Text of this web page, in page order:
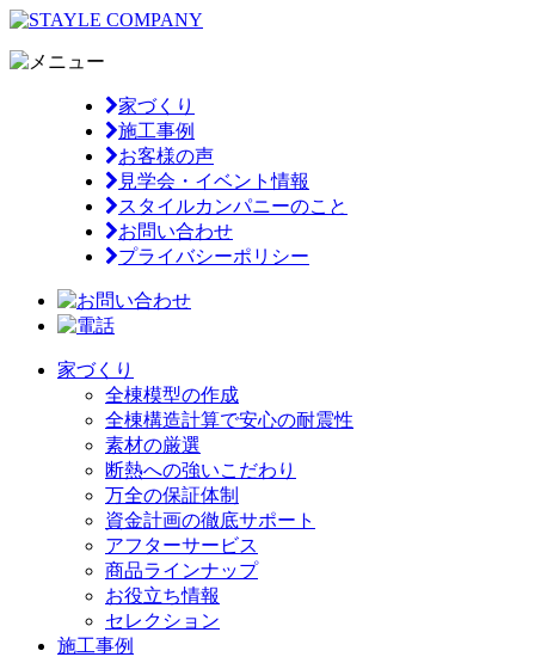
家づくり
施工事例
お客様の声
見学会・イベント情報
スタイルカンパニーのこと
お問い合わせ
プライバシーポリシー
家づくり
全棟模型の作成
全棟構造計算で安心の耐震性
素材の厳選
断熱への強いこだわり
万全の保証体制
資金計画の徹底サポート
アフターサービス
商品ラインナップ
お役立ち情報
セレクション
施工事例